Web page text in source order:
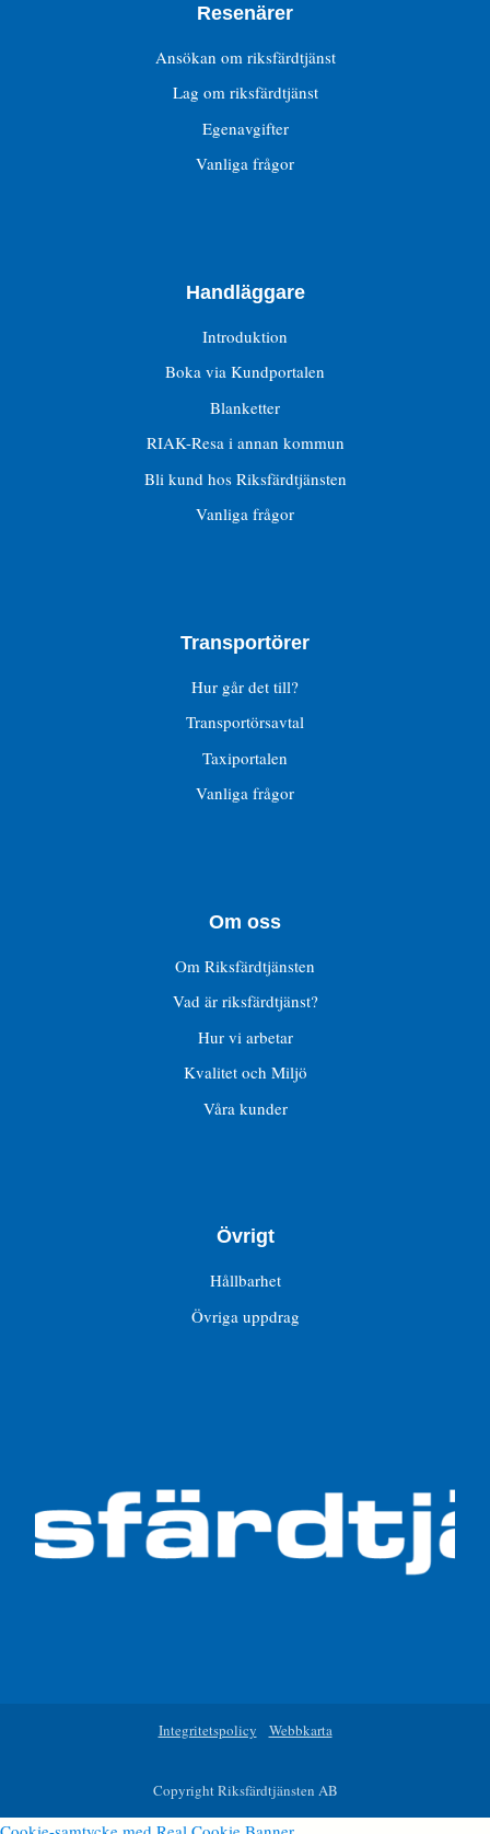
Resenärer
Ansökan om riksfärdtjänst
Lag om riksfärdtjänst
Egenavgifter
Vanliga frågor
Handläggare
Introduktion
Boka via Kundportalen
Blanketter
RIAK-Resa i annan kommun
Bli kund hos Riksfärdtjänsten
Vanliga frågor
Transportörer
Hur går det till?
Transportörsavtal
Taxiportalen
Vanliga frågor
Om oss
Om Riksfärdtjänsten
Vad är riksfärdtjänst?
Hur vi arbetar
Kvalitet och Miljö
Våra kunder
Övrigt
Hållbarhet
Övriga uppdrag
Integritetspolicy Webbkarta
Copyright Riksfärdtjänsten AB